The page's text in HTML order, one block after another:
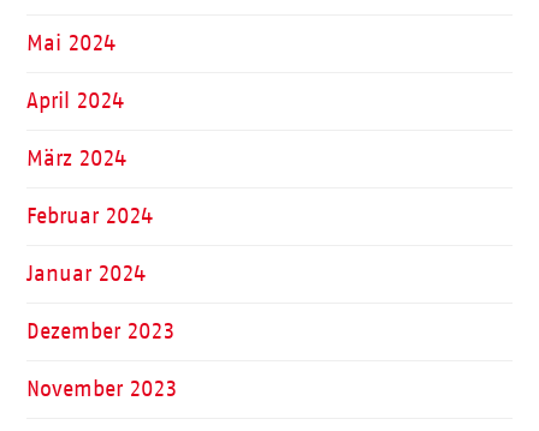
Mai 2024
April 2024
März 2024
Februar 2024
Januar 2024
Dezember 2023
November 2023